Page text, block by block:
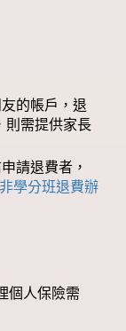
的帳戶，退
則需提供家長
請退費者，
學分班退費辦
個人保險需